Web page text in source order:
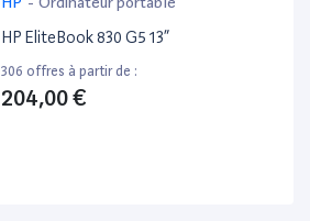
HP EliteBook 830 G5 13”
306 offres à partir de :
204,00 €